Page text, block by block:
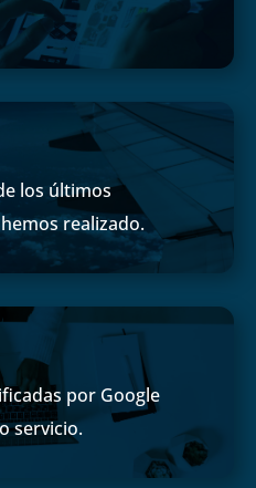
los últimos
realizado.
por Google
servicio.